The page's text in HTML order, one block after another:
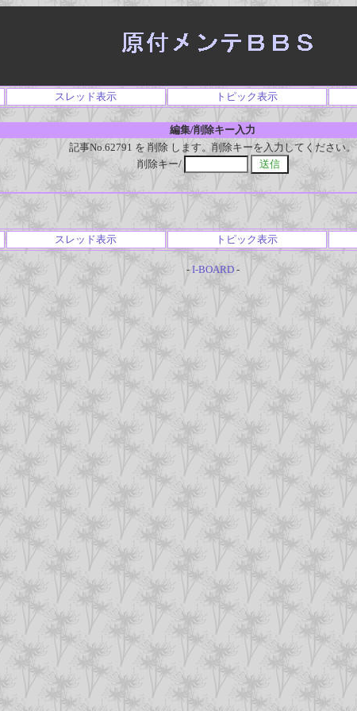
スレッド表示 トピック表示
編集/削除キー入力
記事No.62791 を 削除 します。削除キーを入力してください。
削除キー/
スレッド表示 トピック表示
- I-BOARD-